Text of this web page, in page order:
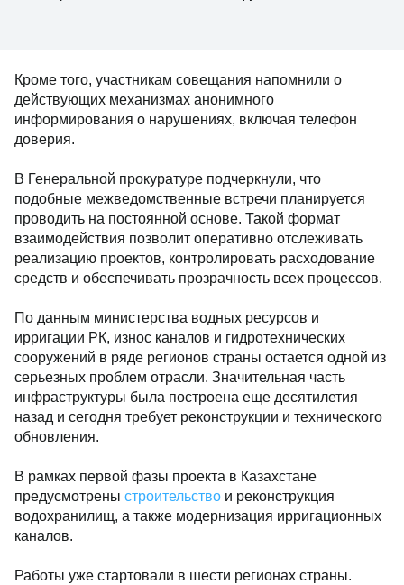
Кроме того, участникам совещания напомнили о
действующих механизмах анонимного
информирования о нарушениях, включая телефон
доверия.
В Генеральной прокуратуре подчеркнули, что
подобные межведомственные встречи планируется
проводить на постоянной основе. Такой формат
взаимодействия позволит оперативно отслеживать
реализацию проектов, контролировать расходование
средств и обеспечивать прозрачность всех процессов.
По данным министерства водных ресурсов и
ирригации РК, износ каналов и гидротехнических
сооружений в ряде регионов страны остается одной из
серьезных проблем отрасли. Значительная часть
инфраструктуры была построена еще десятилетия
назад и сегодня требует реконструкции и технического
обновления.
В рамках первой фазы проекта в Казахстане
предусмотрены строительство и реконструкция
водохранилищ, а также модернизация ирригационных
каналов.
Работы уже стартовали в шести регионах страны.